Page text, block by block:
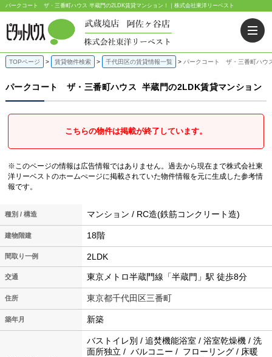
パークコート ザ・三番町ハウス 半蔵門の2LDK賃貸マンション！｜株式会社東洋リーベスト
TOPページ 賃貸物件検索 千代田区の賃貸情報一覧 パークコート ザ・三番町ハウ
パークコート ザ・三番町ハウス 半蔵門の2LDK賃貸マンション
こちらの物件は掲載が終了しています。
※このページの情報は広告情報ではありません。過去から現在まで株式会社東
洋リーベストのホームぺージに掲載されていた物件情報を元に生成した参考情
報です。
種別 / 構造 マンション / RC造(鉄筋コンクリート造)
建物階建 18階
間取り一例 2LDK
交通 東京メトロ半蔵門線「半蔵門」駅 徒歩8分
住所 東京都千代田区三番町
築年月 新築
バストイレ別 / 追焚機能浴室 / 浴室乾燥機 / 洗
面所独立 / バルコニー / フローリング / 床暖